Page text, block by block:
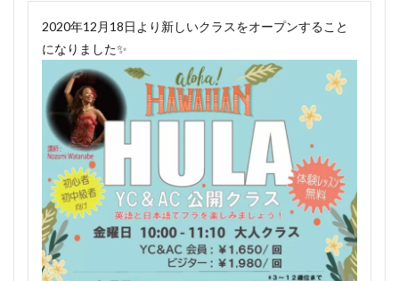
2020年12月18日より新しいクラスをオープンすること
になりました✨